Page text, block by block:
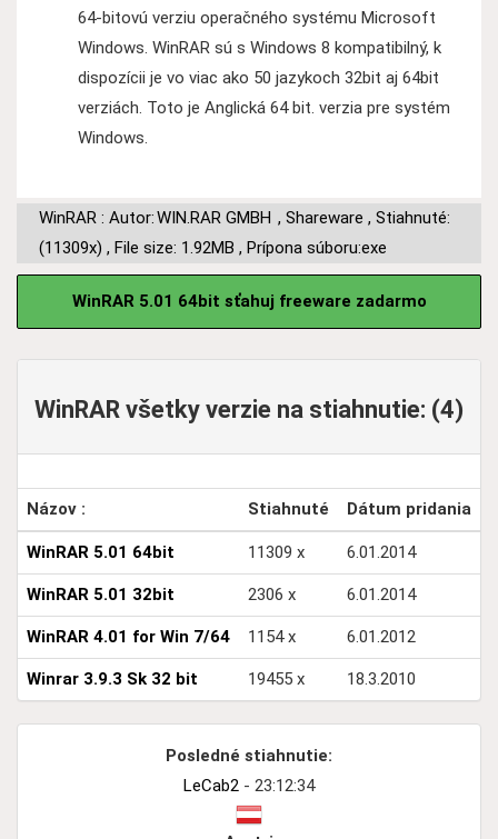
64-bitovú verziu operačného systému Microsoft
Windows. WinRAR sú s Windows 8 kompatibilný, k
dispozícii je vo viac ako 50 jazykoch 32bit aj 64bit
verziách. Toto je Anglická 64 bit. verzia pre systém
Windows.
WinRAR : Autor:WIN.RAR GMBH , Shareware , Stiahnuté:
(11309x) , File size: 1.92MB , Prípona súboru:exe
WinRAR 5.01 64bit sťahuj freeware zadarmo
WinRAR všetky verzie na stiahnutie: (4)
Názov : Stiahnuté Dátum pridania
WinRAR 5.01 64bit 11309 x 6.01.2014
WinRAR 5.01 32bit 2306 x 6.01.2014
WinRAR 4.01 for Win 7/64 1154 x 6.01.2012
Winrar 3.9.3 Sk 32 bit 19455 x 18.3.2010
Posledné stiahnutie:
LeCab2 - 23:12:34